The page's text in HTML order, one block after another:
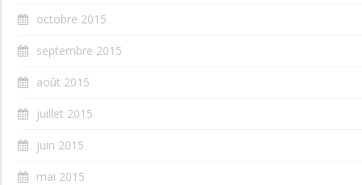
octobre 2015
septembre 2015
août 2015
juillet 2015
juin 2015
mai 2015